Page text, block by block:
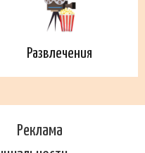
Развлечения
Реклама